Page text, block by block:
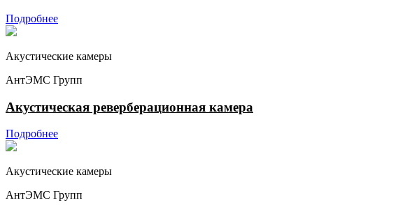
Подробнее
Акустические камеры
АнтЭМС Групп
Акустическая реверберационная камера
Подробнее
Акустические камеры
АнтЭМС Групп